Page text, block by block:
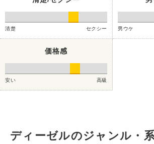
清楚 セクシー 男ウケ
価格感
安い 高級
ディーゼルのジャンル・